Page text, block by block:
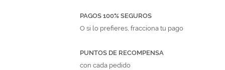
PAGOS 100% SEGUROS
O si lo prefieres, fracciona tu pago
PUNTOS DE RECOMPENSA
con cada pedido